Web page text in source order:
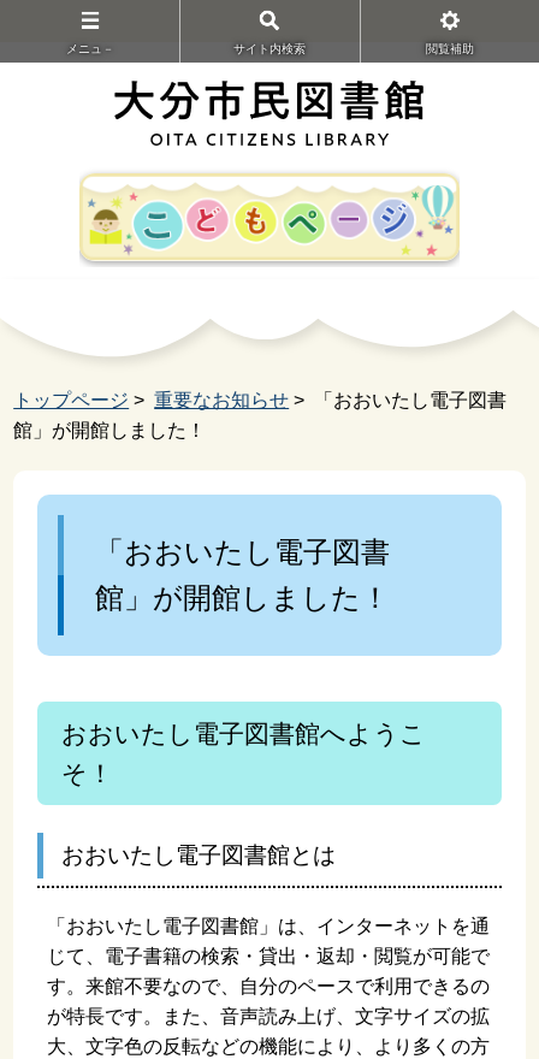
メニュ－ サイト内検索 閲覧補助
トップページ >重要なお知らせ > 「おおいたし電子図書
館」が開館しました！
「おおいたし電子図書
館」が開館しました！
おおいたし電子図書館へようこ
そ！
おおいたし電子図書館とは
「おおいたし電子図書館」は、インターネットを通
じて、電子書籍の検索・貸出・返却・閲覧が可能で
す。来館不要なので、自分のペースで利用できるの
が特長です。また、音声読み上げ、文字サイズの拡
大、文字色の反転などの機能により、より多くの方